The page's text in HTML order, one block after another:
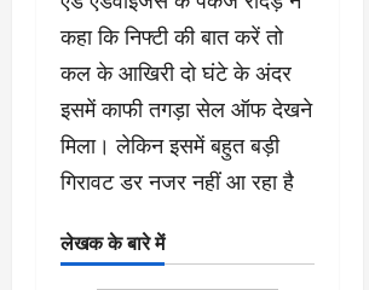
कहा कि निफ्टी की बात करें तो
कल के आखिरी दो घंटे के अंदर
इसमें काफी तगड़ा सेल ऑफ देखने
मिला। लेकिन इसमें बहुत बड़ी
गिरावट डर नजर नहीं आ रहा है
लेखक के बारे में